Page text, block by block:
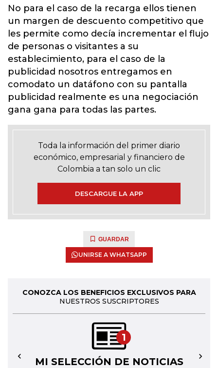
No para el caso de la recarga ellos tienen
un margen de descuento competitivo que
les permite como decía incrementar el flujo
de personas o visitantes a su
establecimiento, para el caso de la
publicidad nosotros entregamos en
comodato un datáfono con su pantalla
publicidad realmente es una negociación
gana gana para todas las partes.
Toda la información del primer diario
económico, empresarial y financiero de
Colombia a tan solo un clic
DESCARGUE LA APP
GUARDAR
UNIRSE A WHATSAPP
CONOZCA LOS BENEFICIOS EXCLUSIVOS PARA
NUESTROS SUSCRIPTORES
1
MI SELECCIÓN DE NOTICIAS
← →